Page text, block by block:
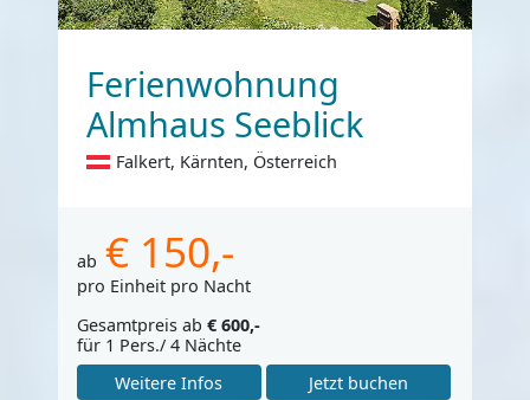
Ferienwohnung
Almhaus Seeblick
Falkert, Kärnten, Österreich
ab € 150,-
pro Einheit pro Nacht
Gesamtpreis ab € 600,-
für 1 Pers./ 4 Nächte
Weitere Infos
Jetzt buchen